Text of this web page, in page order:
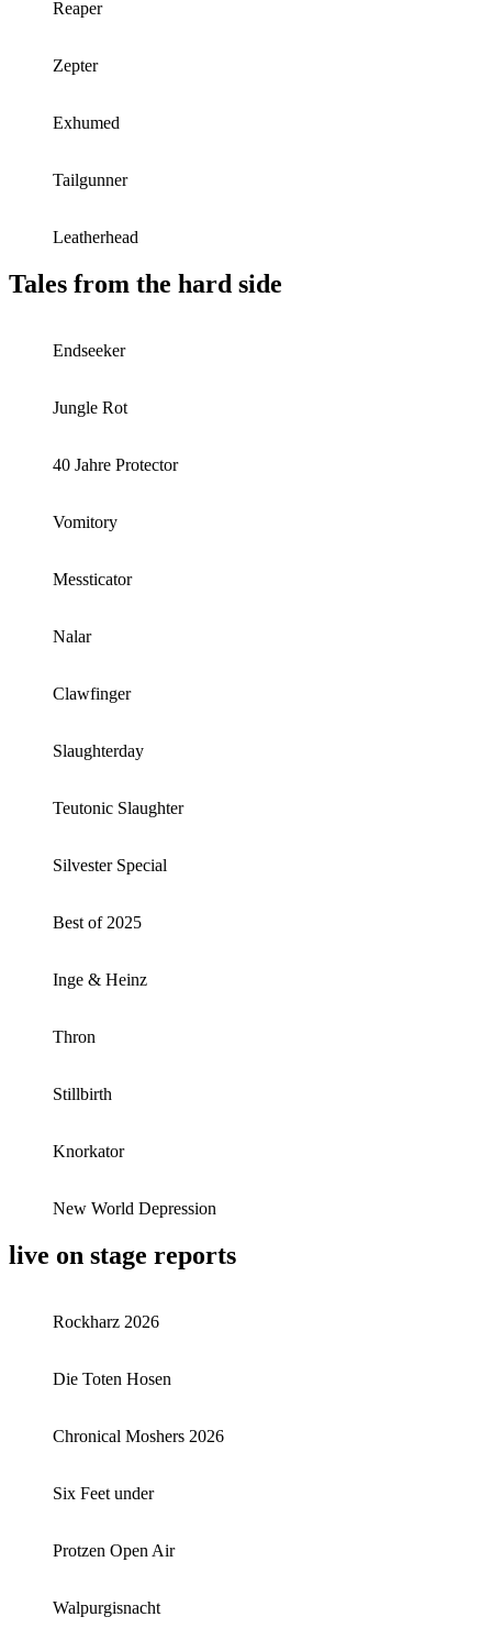
Reaper
Zepter
Exhumed
Tailgunner
Leatherhead
Tales from the hard side
Endseeker
Jungle Rot
40 Jahre Protector
Vomitory
Messticator
Nalar
Clawfinger
Slaughterday
Teutonic Slaughter
Silvester Special
Best of 2025
Inge & Heinz
Thron
Stillbirth
Knorkator
New World Depression
live on stage reports
Rockharz 2026
Die Toten Hosen
Chronical Moshers 2026
Six Feet under
Protzen Open Air
Walpurgisnacht